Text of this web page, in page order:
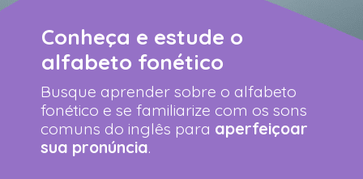
Conheça e estude o
alfabeto fonético
Busque aprender sobre o alfabeto
fonético e se familiarize com os sons
comuns do inglês para aperfeiçoar
sua pronúncia.